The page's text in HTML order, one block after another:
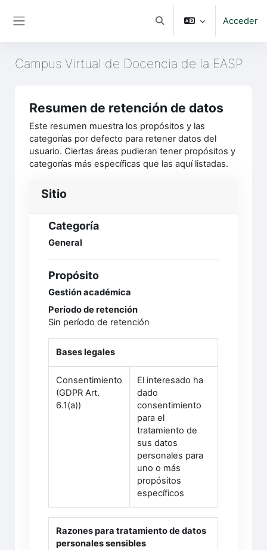
Selector de búsqueda de
Acceder
Campus Virtual de Docencia de la EASP
Resumen de retención de datos
Este resumen muestra los propósitos y las
categorías por defecto para retener datos del
usuario. Ciertas áreas pudieran tener propósitos y
categorías más específicas que las aquí listadas.
Sitio
Categoría
General
Propósito
Gestión académica
Período de retención
Sin período de retención
Bases legales
Consentimiento
(GDPR Art.
6.1(a))
El interesado ha
dado
consentimiento
para el
tratamiento de
sus datos
personales para
uno o más
propósitos
específicos
Razones para tratamiento de datos
personales sensibles